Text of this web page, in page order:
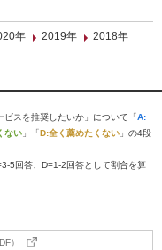
年 2019年 2018年
スを推奨したいか」について「A:
ない 」「D:全く薦めたくない 」の4段
5回答、D=1-2回答として割合を算
）